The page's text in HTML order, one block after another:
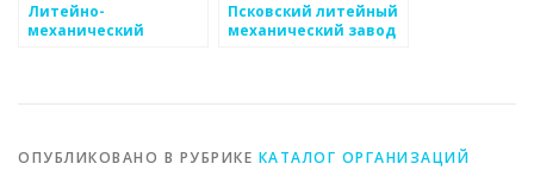
Литейно-
механический
Псковский литейный
механический завод
ОПУБЛИКОВАНО В РУБРИКЕ КАТАЛОГ ОРГАНИЗАЦИЙ